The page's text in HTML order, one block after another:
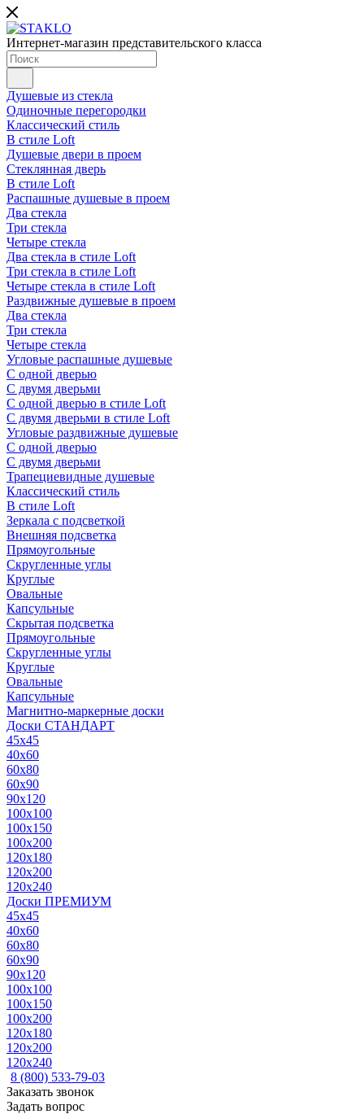
Интернет-магазин представительского класса
Душевые из стекла
Одиночные перегородки
Классический стиль
В стиле Loft
Душевые двери в проем
Стеклянная дверь
В стиле Loft
Распашные душевые в проем
Два стекла
Три стекла
Четыре стекла
Два стекла в стиле Loft
Три стекла в стиле Loft
Четыре стекла в стиле Loft
Раздвижные душевые в проем
Два стекла
Три стекла
Четыре стекла
Угловые распашные душевые
С одной дверью
С двумя дверьми
С одной дверью в стиле Loft
С двумя дверьми в стиле Loft
Угловые раздвижные душевые
С одной дверью
С двумя дверьми
Трапециевидные душевые
Классический стиль
В стиле Loft
Зеркала с подсветкой
Внешняя подсветка
Прямоугольные
Скругленные углы
Круглые
Овальные
Капсульные
Скрытая подсветка
Прямоугольные
Скругленные углы
Круглые
Овальные
Капсульные
Магнитно-маркерные доски
Доски СТАНДАРТ
45x45
40x60
60x80
60x90
90x120
100x100
100x150
100x200
120x180
120x200
120x240
Доски ПРЕМИУМ
45x45
40x60
60x80
60x90
90x120
100x100
100x150
100x200
120x180
120x200
120x240
8 (800) 533-79-03
Заказать звонок
Задать вопрос